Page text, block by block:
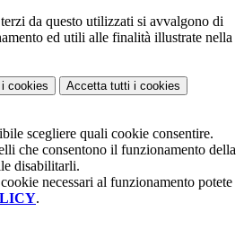
da questo utilizzati si avvalgono di
ed utili alle finalità illustrate nella
i cookies Accetta tutti i cookies
scegliere quali cookie consentire.
che consentono il funzionamento della
disabilitarli.
necessari al funzionamento potete
.